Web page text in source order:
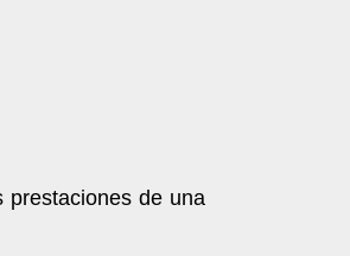
prestaciones de una